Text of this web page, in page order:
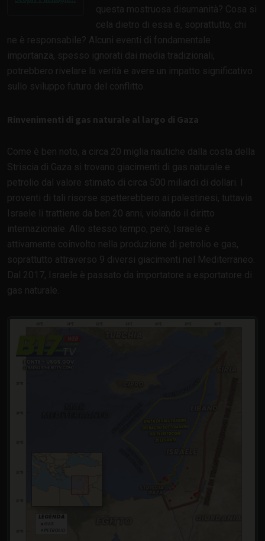
questa mostruosa disumanità? Cosa si
cela dietro di essa e, soprattutto, chi
ne è responsabile? Alcuni eventi di fondamentale
importanza, spesso ignorati dai media tradizionali,
potrebbero rivelare la verità e avere un impatto significativo
sullo sviluppo futuro del conflitto.
Rinvenimenti di gas naturale al largo di Gaza
Come è ben noto, a circa 20 miglia nautiche dalla costa della
Striscia di Gaza si trovano giacimenti di gas naturale e
petrolio dal valore stimato di circa 500 miliardi di dollari. I
proventi di tali risorse spetterebbero ai palestinesi, tuttavia
Israele li trattiene da ben 20 anni, violando il diritto
internazionale. Allo stesso tempo, però, Israele è
attivamente coinvolto nella produzione di petrolio e gas,
soprattutto attraverso 9 diversi giacimenti nel Mediterraneo.
Dal 2017, Israele è passato da importatore a esportatore di
gas naturale.